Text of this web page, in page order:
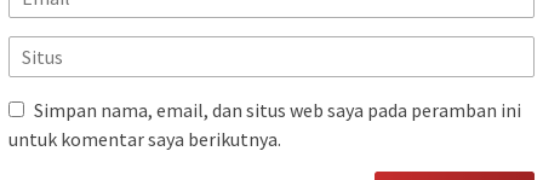
Simpan nama, email, dan situs web saya pada peramban ini
untuk komentar saya berikutnya.